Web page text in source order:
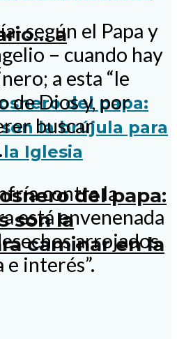
a
del papa:
son la
caminar en la
según el Papa y
– cuando hay
a esta “le
de Dios y, por
buscar
contra la
está envenenada
arrojados
interés”.